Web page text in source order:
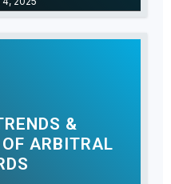
&
ARBITRAL